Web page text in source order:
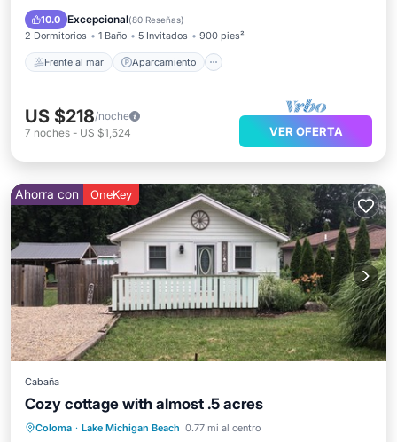
10.0 Excepcional(80 Reseñas)
2 Dormitorios 1 Baño 5 Invitados 900 pies²
Frente al mar Aparcamiento
Vista al mar
US $218/noche
7 noches - US $1,524 VER OFERTA
Ahorra con OneKey
Cabaña
Cozy cottage with almost .5 acres
Coloma · Lake Michigan Beach 0.77 mi al centro
Aparcamiento
Balcón/Terraza